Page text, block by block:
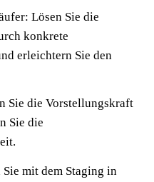
Lösen Sie die
konkrete
erleichtern Sie den
Sie die Vorstellungskraft
Sie die
Sie mit dem Staging in